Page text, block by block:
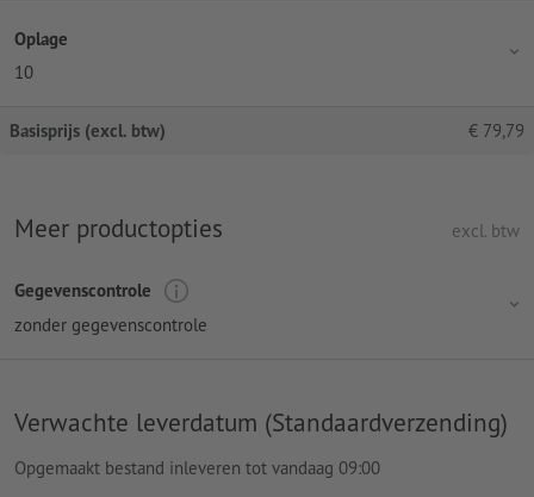
Oplage
10
Basisprijs (excl. btw) € 79,79
Meer productopties excl. btw
Gegevenscontrole
zonder gegevenscontrole
Verwachte leverdatum (Standaardverzending)
Opgemaakt bestand inleveren tot vandaag 09:00